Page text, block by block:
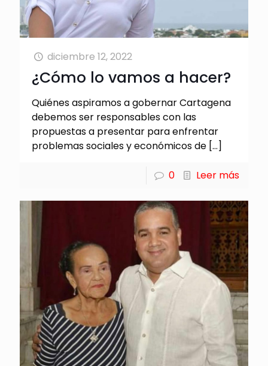
diciembre 12, 2022
¿Cómo lo vamos a hacer?
Quiénes aspiramos a gobernar Cartagena
debemos ser responsables con las
propuestas a presentar para enfrentar
problemas sociales y económicos de […]
0 Leer más